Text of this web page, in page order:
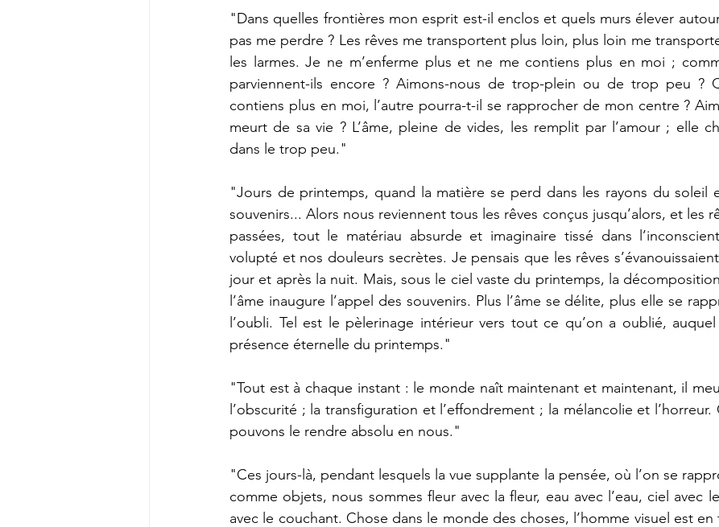
"Dans quelles frontières mon esprit est-il enclos et quels murs élever
pas me perdre ? Les rêves me transportent plus loin, plus loin me
les larmes. Je ne m’enferme plus et ne me contiens plus en moi ;
parviennent-ils encore ? Aimons-nous de trop-plein ou de trop peu ?
contiens plus en moi, l’autre pourra-t-il se rapprocher de mon centre ?
meurt de sa vie ? L’âme, pleine de vides, les remplit par l’amour ; elle
dans le trop peu."
"Jours de printemps, quand la matière se perd dans les rayons du soleil
souvenirs... Alors nous reviennent tous les rêves conçus jusqu’alors, et les
passées, tout le matériau absurde et imaginaire tissé dans
volupté et nos douleurs secrètes. Je pensais que les rêves
jour et après la nuit. Mais, sous le ciel vaste du printemps, la
l’âme inaugure l’appel des souvenirs. Plus l’âme se délite, plus elle se
l’oubli. Tel est le pèlerinage intérieur vers tout ce qu’on a oublié,
présence éternelle du printemps."
"Tout est à chaque instant : le monde naît maintenant et maintenant, il
l’obscurité ; la transfiguration et l’effondrement ; la mélancolie et
pouvons le rendre absolu en nous."
"Ces jours-là, pendant lesquels la vue supplante la pensée, où l’on se
comme objets, nous sommes fleur avec la fleur, eau avec l’eau, ciel avec
avec le couchant. Chose dans le monde des choses, l’homme visuel est